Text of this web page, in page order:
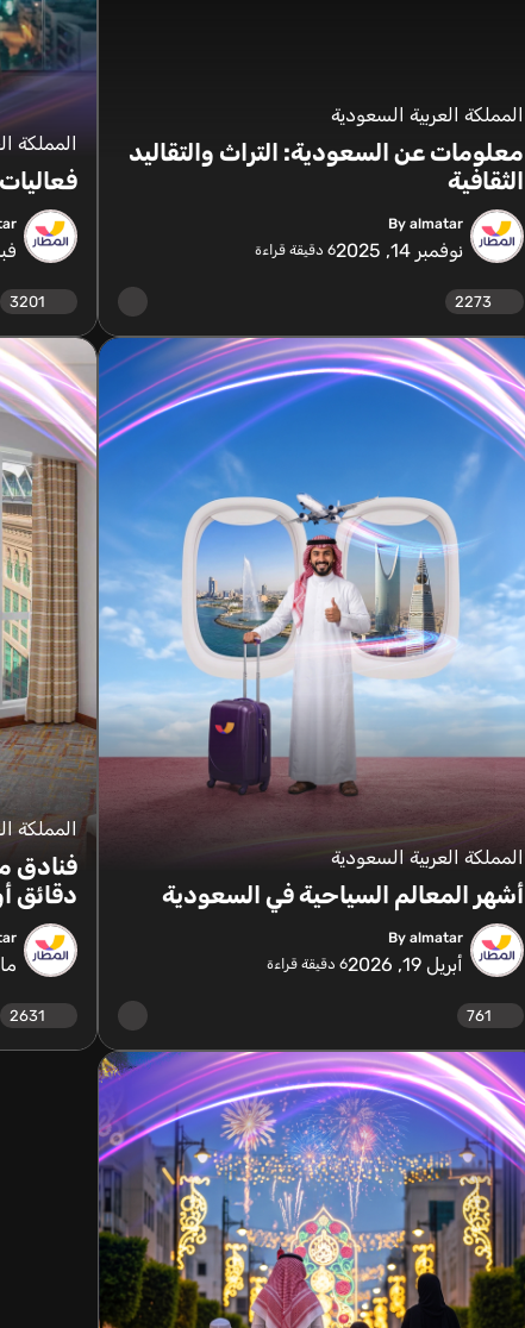
المملكة العربية السعودية
معلومات عن السعودية: التراث والتقاليد
الثقافية
By almatar
نوفمبر 14, 2025 6دقيقة قراءة
2273
المملكة
المملكة العربية السعودية
أشهر المعالم السياحية في السعودية
By almatar
أبريل 19, 2026 6دقيقة قراءة
المملكة
دقائق